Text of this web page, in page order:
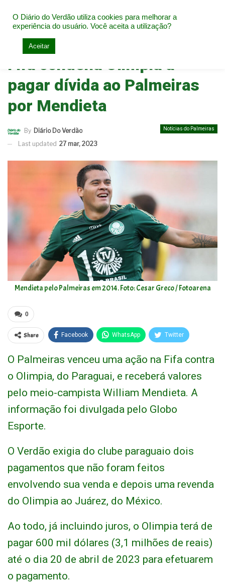
Home Notícias do Palmeiras
Fifa condena Olimpia a
pagar dívida ao Palmeiras
por Mendieta
Notícias do Palmeiras
By Diário Do Verdão
Last updated 27 mar, 2023
Mendieta pelo Palmeiras em 2014. Foto: Cesar Greco / Fotoarena
0
Share Facebook WhatsApp Twitter
O Palmeiras venceu uma ação na Fifa contra
o Olimpia, do Paraguai, e receberá valores
pelo meio-campista William Mendieta. A
informação foi divulgada pelo Globo
Esporte.
O Verdão exigia do clube paraguaio dois
pagamentos que não foram feitos
envolvendo sua venda e depois uma revenda
do Olimpia ao Juárez, do México.
Ao todo, já incluindo juros, o Olimpia terá de
pagar 600 mil dólares (3,1 milhões de reais)
até o dia 20 de abril de 2023 para efetuarem
o pagamento.
O Diário do Verdão utiliza cookies para melhorar a
experiência do usuário. Você aceita a utilização?
Aceitar